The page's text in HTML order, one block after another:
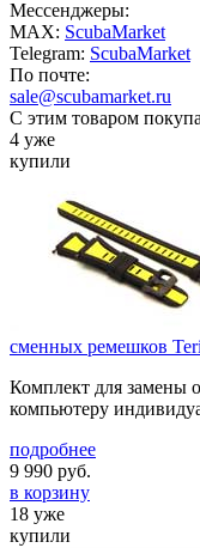
Мессенджеры:
MAX: ScubaMarket
Telegram: ScubaMarket
По почте:
sale@scubamarket.ru
С этим товаром
4 уже
купили
сменных ремешков
Комплект для замены
компьютеру
подробнее
9 990 руб.
в корзину
18 уже
купили